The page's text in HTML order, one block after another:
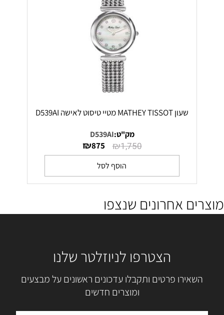
שעון MATHEY TISSOT מטיי טיסוט לאישה D539AI
מק"ט:D539AI
₪1,750
₪875
הוסף לסל
מוצרים אחרונים שנצפו
הצטרפו לניוזלטר שלנו
השאירו פרטים ותקבלו עדכונים ראשונים על מבצעים
ומוצרים חדשים